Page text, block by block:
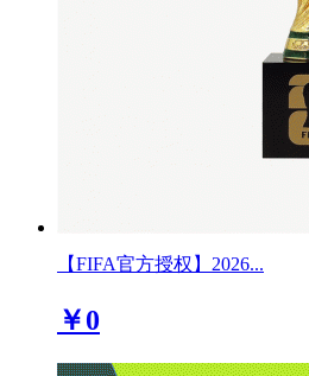
【FIFA官方授权】2026...
￥0